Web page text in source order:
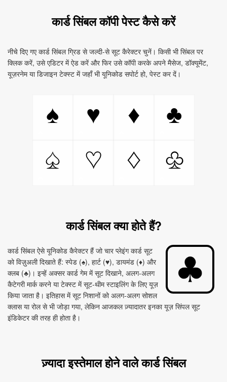
कार्ड सिंबल कॉपी पेस्ट कैसे करें
नीचे दिए गए कार्ड सिंबल ग्रिड से जल्दी‑से सूट कैरेक्टर चुनें। किसी भी सिंबल पर
क्लिक करें, उसे एडिटर में ऐड करें और फिर उसे कॉपी करके अपने मैसेज, डॉक्यूमेंट,
यूज़रनेम या डिजाइन टेक्स्ट में जहाँ भी यूनिकोड सपोर्ट हो, पेस्ट कर दें।
♠ ♥ ♦
♣
♤
♡ ♢ ♧
कार्ड सिंबल क्या होते हैं?
कार्ड सिंबल ऐसे यूनिकोड कैरेक्टर हैं जो चार प्लेइंग कार्ड सूट
को विज़ुअली दिखाते हैं: स्पेड (♠), हार्ट (♥), डायमंड (♦) और
क्लब (♣)। इन्हें अक्सर कार्ड गेम में सूट दिखाने, अलग‑अलग
कैटेगरी मार्क करने या टेक्स्ट में सूट‑थीम स्टाइलिंग के लिए यूज़
किया जाता है। इतिहास में सूट निशानों को अलग‑अलग सोशल
क्लास या रोल से भी जोड़ा गया, लेकिन आजकल ज़्यादातर इनका यूज़ सिंपल सूट
इंडिकेटर की तरह ही होता है।
ज़्यादा इस्तेमाल होने वाले कार्ड सिंबल